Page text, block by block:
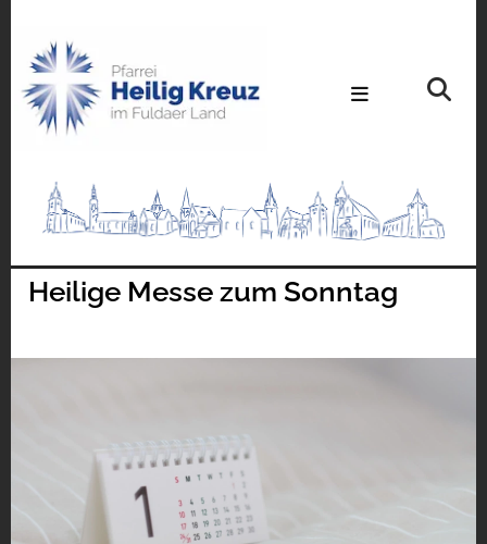
Heilige Messe zum Sonntag